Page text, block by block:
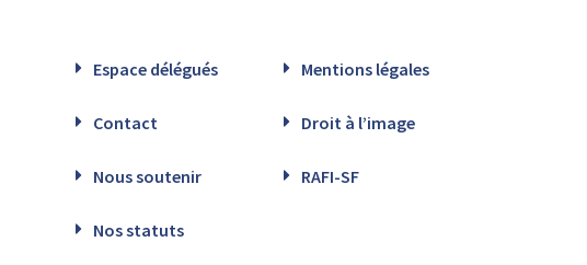
Espace délégués Mentions légales
Contact Droit à l’image
Nous soutenir RAFI-SF
Nos statuts